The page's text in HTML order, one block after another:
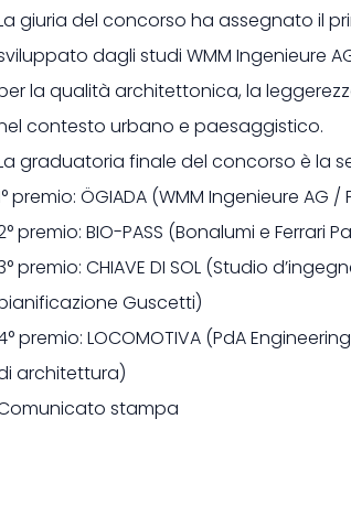
giuria del concorso ha assegnato il
dagli studi WMM Ingenieure
la qualità architettonica, la
contesto urbano e paesaggistico.
graduatoria finale del concorso è la
premio: ÖGIADA (WMM Ingenieure AG /
premio: BIO-PASS (Bonalumi e Ferrari
premio: CHIAVE DI SOL (Studio
Guscetti)
premio: LOCOMOTIVA (PdA
architettura)
stampa